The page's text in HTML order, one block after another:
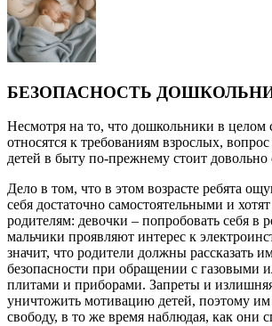
БЕЗОПАСНОСТЬ
Несмотря на то, что дошкольники в
относятся к требованиям взрослых, вопрос
детей в быту по-прежнему стоит довольно
Дело в том, что в этом возрасте ребята
себя достаточно самостоятельными и
родителям: девочки – попробовать себя в
мальчики проявляют интерес к
значит, что родители должны рассказать
безопасности при обращении с газовыми
плитами и приборами. Запреты и
уничтожить мотивацию детей, поэтому им
свободу, в то же время наблюдая, как они